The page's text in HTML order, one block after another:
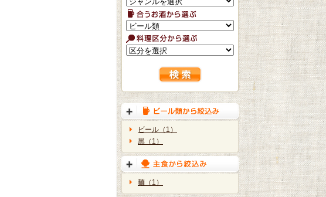
ビール（1）
黒（1）
麺（1）